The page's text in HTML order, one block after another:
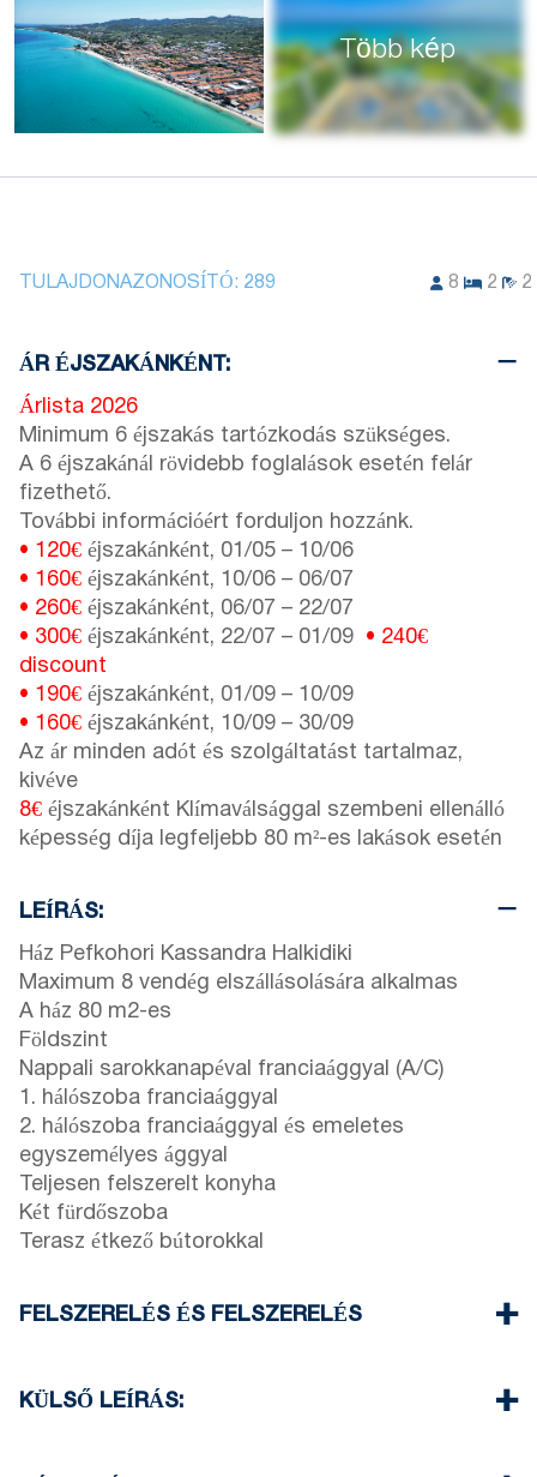
Több kép
TULAJDONAZONOSÍTÓ: 289 8 2 2
ÁR ÉJSZAKÁNKÉNT:
Árlista 2026
Minimum 6 éjszakás tartózkodás szükséges.
A 6 éjszakánál rövidebb foglalások esetén felár
fizethető.
További információért forduljon hozzánk.
• 120€ éjszakánként, 01/05 – 10/06
• 160€ éjszakánként, 10/06 – 06/07
• 260€ éjszakánként, 06/07 – 22/07
• 300€ éjszakánként, 22/07 – 01/09 • 240€
discount
• 190€ éjszakánként, 01/09 – 10/09
• 160€ éjszakánként, 10/09 – 30/09
Az ár minden adót és szolgáltatást tartalmaz,
kivéve
8€ éjszakánként Klímaválsággal szembeni ellenálló
képesség díja legfeljebb 80 m²-es lakások esetén
LEÍRÁS:
Ház Pefkohori Kassandra Halkidiki
Maximum 8 vendég elszállásolására alkalmas
A ház 80 m2-es
Földszint
Nappali sarokkanapéval franciaággyal (A/C)
1. hálószoba franciaággyal
2. hálószoba franciaággyal és emeletes
egyszemélyes ággyal
Teljesen felszerelt konyha
Két fürdőszoba
Terasz étkező bútorokkal
FELSZERELÉS ÉS FELSZERELÉS
Egy klímaberendezés
KÜLSŐ LEÍRÁS: